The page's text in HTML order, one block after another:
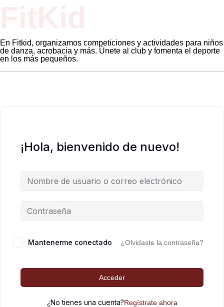
En Fitkid, organizamos competiciones y actividades para niños
de danza, acrobacia y más. Únete al club y fomenta el deporte
en los más pequeños.
¡Hola, bienvenido de nuevo!
Mantenerme conectado ¿Olvidaste la contraseña?
Acceder
¿No tienes una cuenta?Regístrate ahora